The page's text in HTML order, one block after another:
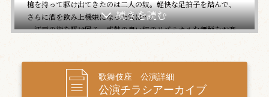
槍を持って駆け出てきたのは二人の奴。軽快な足拍子を踏んで、
さらに酒を飲み上機嫌になった奴は…。
江戸の街を駆け回る、威勢の良い奴のリズミカルな舞踊をお楽
三、梅雨小袖昔八丈 （つゆこそでむかしはちじょう）
七五調の名台詞が心地良い河竹黙阿弥の代表作
歌舞伎座 公演詳細
公演チラシアーカイブ